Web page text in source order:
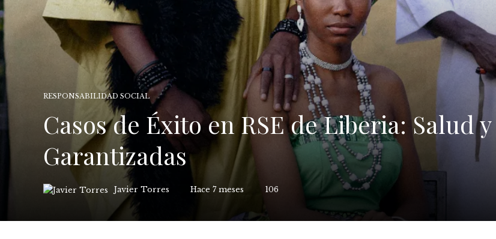
RESPONSABILIDAD SOCIAL
Casos de Éxito en RSE de Liberia: Salud
Garantizadas
Javier Torres Hace 7 meses 106